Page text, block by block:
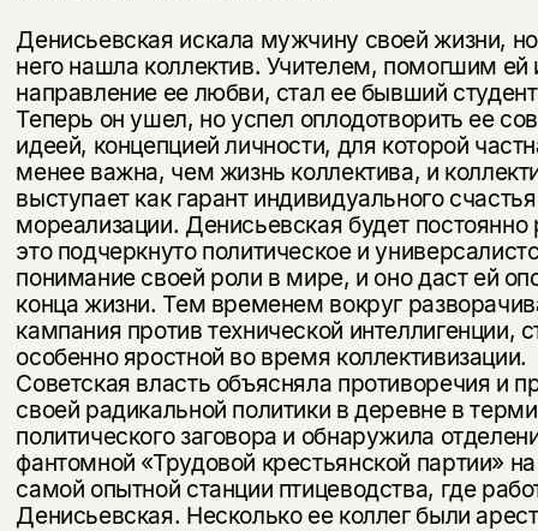
Денисьевская искала мужчину своей жизни,
него нашла коллек­тив. Учителем, помогшим ей
направление ее любви, стал ее бывший
Теперь он ушел, но успел оплодотворить ее
идеей, концепцией личности, для которой
менее важна, чем жизнь коллектива, и
выступает как гарант индивидуального
мореализации. Денисьевская будет постоянно
это подчеркнуто по­литическое и
понимание своей роли в мире, и оно даст ей
конца жизни. Тем временем вокруг
кампания про­тив технической интеллигенции,
особенно яростной во время кол­лективизации.
Советская власть объясняла противоречия и
своей радикальной политики в деревне в
политического заговора и обна­ружила
фантомной «Трудовой крестьянской партии»
самой опытной станции птицеводства, где
Денисьевская. Несколько ее кол­лег были